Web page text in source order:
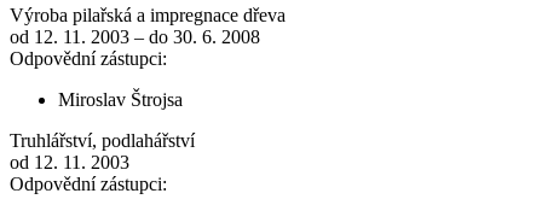
Výroba pilařská a impregnace dřeva
od 12. 11. 2003 – do 30. 6. 2008
Odpovědní zástupci:
Miroslav Štrojsa
Truhlářství, podlahářství
od 12. 11. 2003
Odpovědní zástupci: